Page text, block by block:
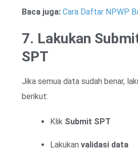
Baca juga: Cara Daftar NPWP
7. Lakukan
SPT
Jika semua data sudah benar,
berikut:
Klik Submit SPT
Lakukan validasi data